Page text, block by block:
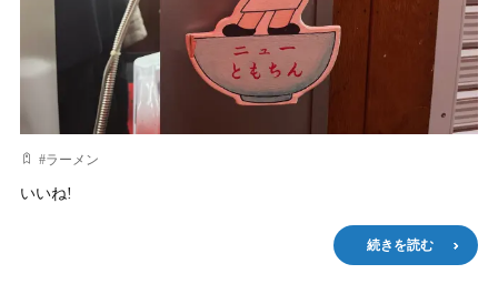
#ラーメン
いいね!
続きを読む